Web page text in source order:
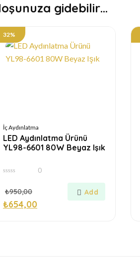
gidebilir…
32%
İç Aydınlatma
LED Aydınlatma Ürünü
YL98-6601 80W Beyaz Işık
of
0
₺950,00
₺654,00